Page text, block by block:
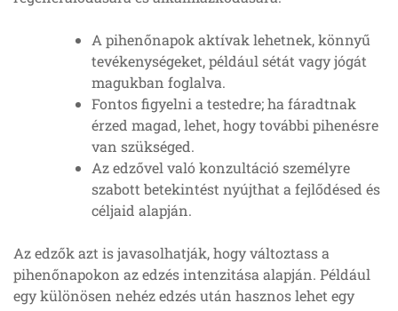
A pihenőnapok aktívak lehetnek, könnyű
tevékenységeket, például sétát vagy jógát
magukban foglalva.
Fontos figyelni a testedre; ha fáradtnak
érzed magad, lehet, hogy további pihenésre
van szükséged.
Az edzővel való konzultáció személyre
szabott betekintést nyújthat a fejlődésed és
céljaid alapján.
Az edzők azt is javasolhatják, hogy változtass a
pihenőnapokon az edzés intenzitása alapján. Például
egy különösen nehéz edzés után hasznos lehet egy